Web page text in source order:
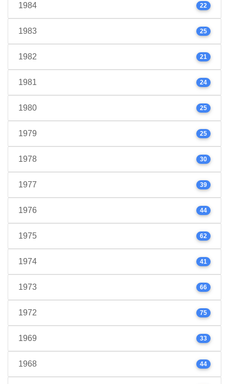
1984 22
1983 25
1982 21
1981 24
1980 25
1979 25
1978 30
1977 39
1976 44
1975 62
1974 41
1973 66
1972 75
1969 33
1968 44